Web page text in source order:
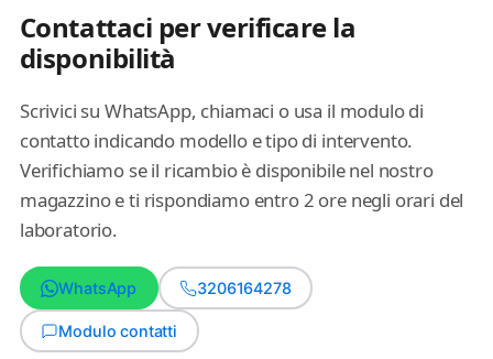
Contattaci per verificare la
disponibilità
Scrivici su WhatsApp, chiamaci o usa il modulo di
contatto indicando modello e tipo di intervento.
Verifichiamo se il ricambio è disponibile nel nostro
magazzino e ti rispondiamo entro 2 ore negli orari del
laboratorio.
WhatsApp 3206164278
Modulo contatti